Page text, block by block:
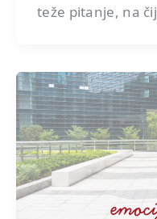
teže pitanje, na